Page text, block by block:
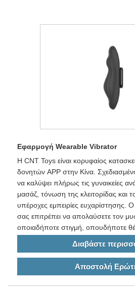
Εφαρμογή Wearable Vibrator
Η CNT Toys είναι κορυφαίος
δονητών APP στην Κίνα.
να καλύψει πλήρως τις γυναικείες
μασάζ, τόνωση της κλειτορίδας και
υπέροχες εμπειρίες ευχαρίστησης.
σας επιτρέπει να απολαύσετε τον
οποιαδήποτε στιγμή, οπουδήποτε
Διαβάστε
Αποστολή